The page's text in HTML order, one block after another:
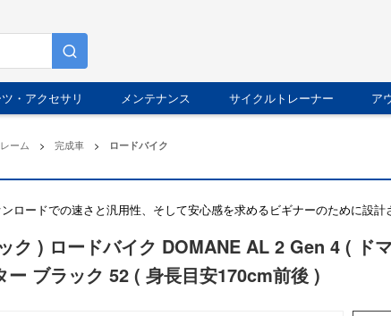
・アクセサリ メンテナンス サイクルトレーナー ア
ーム > 完成車 > ロードバイク
ロードでの速さと汎用性、そして安心感を求めるビギナーのために設計
ク ) ロードバイク DOMANE AL 2 Gen 4 ( ド
ー ブラック 52 ( 身長目安170cm前後 )